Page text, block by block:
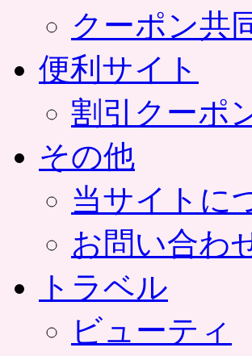
クーポン共
便利サイト
割引クーポ
その他
当サイトに
お問い合わ
トラベル
ビューティ